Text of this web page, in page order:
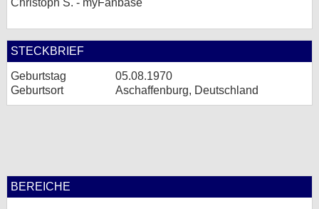
Christoph S. - myFanbase
STECKBRIEF
Geburtstag
05.08.1970
Geburtsort
Aschaffenburg, Deutschland
BEREICHE